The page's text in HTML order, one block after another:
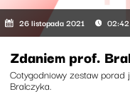
26 listopada 2021 02:42
Zdaniem prof.
Cotygodniowy zestaw
Bralczyka.